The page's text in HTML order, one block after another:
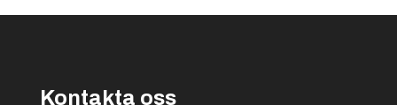
100.00 kr
Kontakta oss